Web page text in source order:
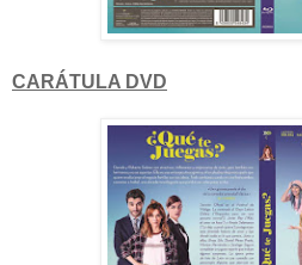
CARÁTULA DVD